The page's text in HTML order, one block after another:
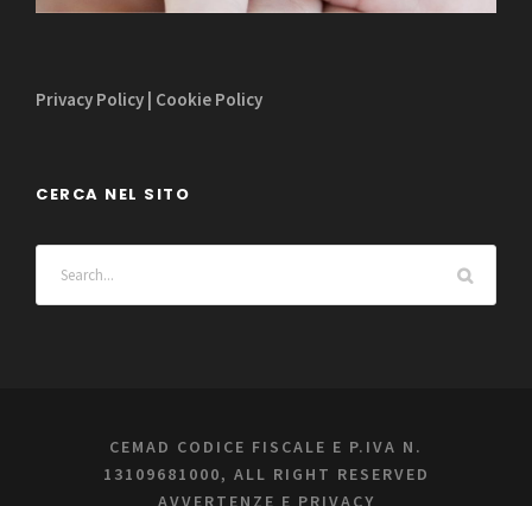
Privacy Policy Cookie Policy
CERCA NEL SITO
CEMAD CODICE FISCALE E P.IVA N.
13109681000, ALL RIGHT RESERVED
AVVERTENZE E PRIVACY